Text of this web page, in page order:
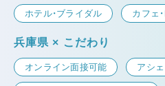
ホテル・ブライダル カフェ
兵庫県 × こだわり
オンライン面接可能 アシ